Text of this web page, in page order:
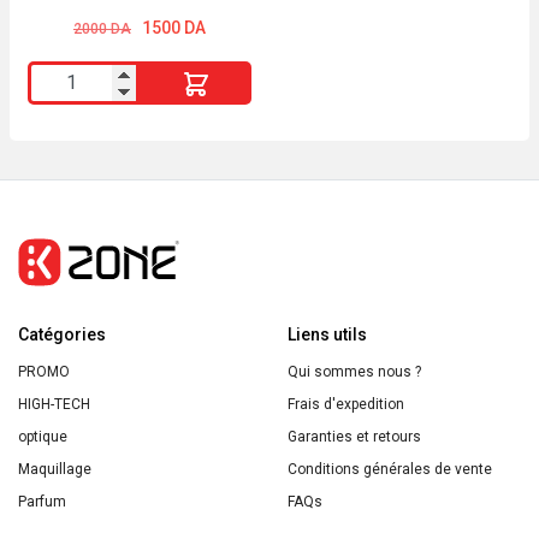
200ml
Energie
2000DA
Le
initial
était :
2000 DA.
1500 DA
Le
actuel
est :
1500 DA.
quantité
de
GOJI
MASQUE
CHEVEUX
COLORÉS
Catégories
PROMO
HIGH-TECH
optique
Maquillage
Parfum
Liens utils
Qui sommes nous ?
Frais d'expedition
Garanties et retours
Conditions générales de vente
FAQs